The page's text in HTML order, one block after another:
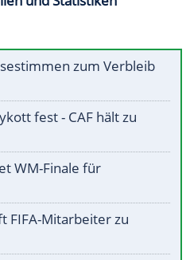
zum Verbleib
fest - CAF hält zu
WM-Finale für
FIFA-Mitarbeiter zu